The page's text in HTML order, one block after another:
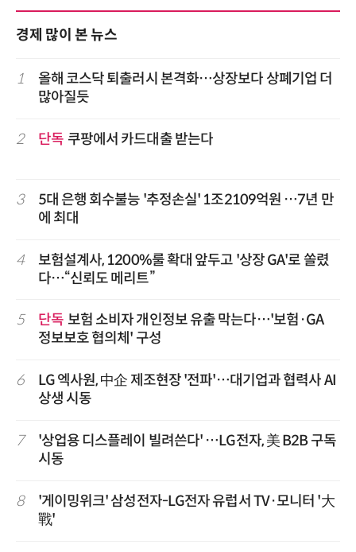
경제 많이 본 뉴스
1
올해 코스닥 퇴출러시 본격화…상장보다 상폐기업 더
많아질듯
2 단독 쿠팡에서 카드대출 받는다
3
5대 은행 회수불능 '추정손실' 1조2109억원 …7년 만
에 최대
4
보험설계사, 1200%룰 확대 앞두고 '상장 GA'로 쏠렸
다…“신뢰도 메리트”
5 단독 보험 소비자 개인정보 유출 막는다…'보험·GA
정보보호 협의체' 구성
6
LG 엑사원, 中企 제조현장 '전파'…대기업과 협력사 AI
상생 시동
7
'상업용 디스플레이 빌려쓴다' …LG전자, 美 B2B 구독
시동
8
'게이밍위크' 삼성전자-LG전자 유럽서 TV·모니터 '大
戰'